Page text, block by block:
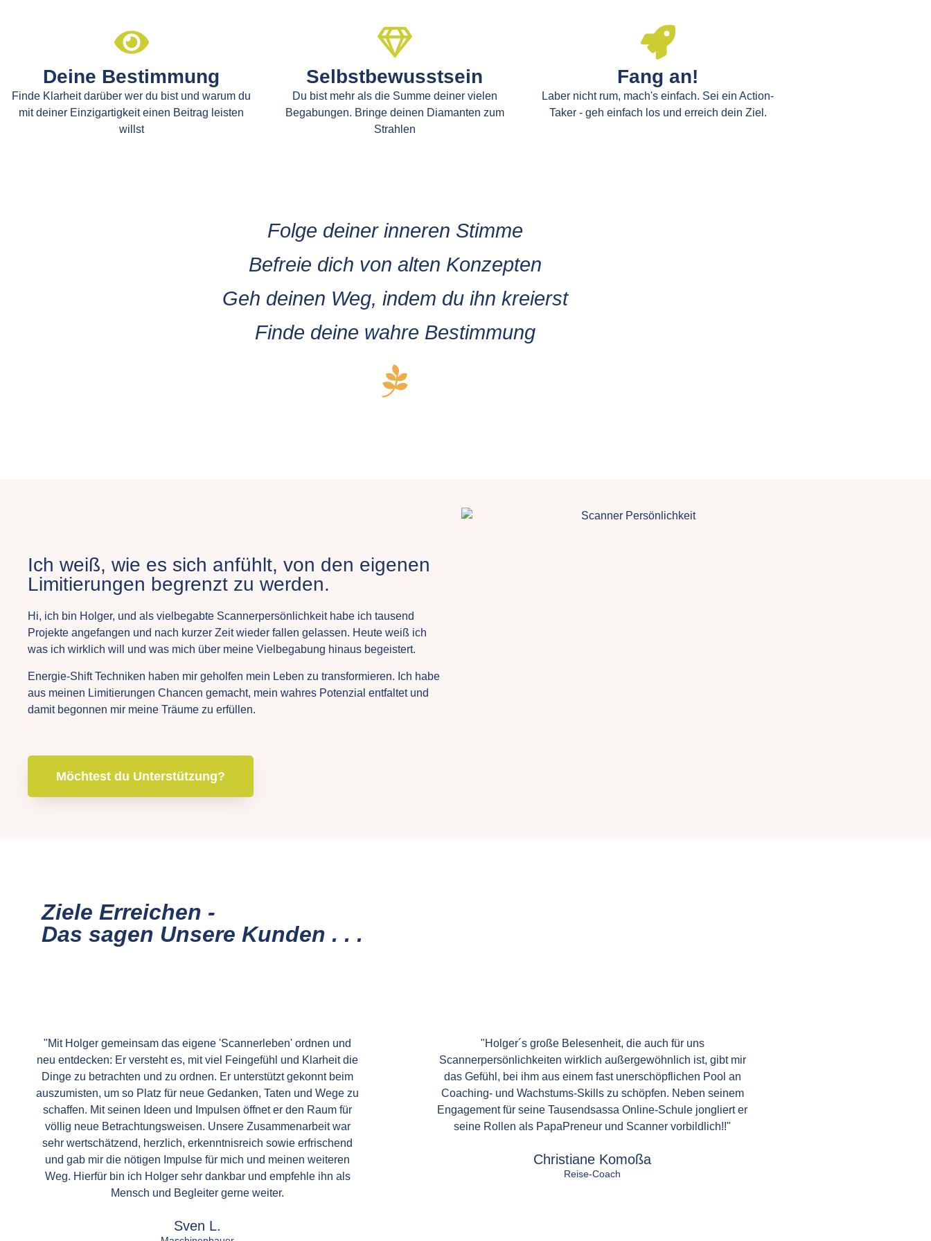
Deine Bestimmung
Finde Klarheit darüber wer du bist und warum du
mit deiner Einzigartigkeit einen Beitrag leisten
willst
Selbstbewusstsein
Du bist mehr als die Summe deiner vielen
Begabungen. Bringe deinen Diamanten zum
Strahlen
Fang an!
Laber nicht rum, mach's einfach. Sei ein Action-
Taker - geh einfach los und erreich dein Ziel.
Folge deiner inneren Stimme
Befreie dich von alten Konzepten
Geh deinen Weg, indem du ihn kreierst
Finde deine wahre Bestimmung
Ich weiß, wie es sich anfühlt, von den eigenen
Limitierungen begrenzt zu werden.
Hi, ich bin Holger, und als vielbegabte Scannerpersönlichkeit habe ich tausend
Projekte angefangen und nach kurzer Zeit wieder fallen gelassen. Heute weiß ich
was ich wirklich will und was mich über meine Vielbegabung hinaus begeistert.
Energie-Shift Techniken haben mir geholfen mein Leben zu transformieren. Ich habe
aus meinen Limitierungen Chancen gemacht, mein wahres Potenzial entfaltet und
damit begonnen mir meine Träume zu erfüllen.
Möchtest du Unterstützung?
Ziele Erreichen -
Das sagen Unsere Kunden . . .
"Mit Holger gemeinsam das eigene 'Scannerleben' ordnen und
neu entdecken: Er versteht es, mit viel Feingefühl und Klarheit die
Dinge zu betrachten und zu ordnen. Er unterstützt gekonnt beim
auszumisten, um so Platz für neue Gedanken, Taten und Wege zu
schaffen. Mit seinen Ideen und Impulsen öffnet er den Raum für
völlig neue Betrachtungsweisen. Unsere Zusammenarbeit war
sehr wertschätzend, herzlich, erkenntnisreich sowie erfrischend
und gab mir die nötigen Impulse für mich und meinen weiteren
Weg. Hierfür bin ich Holger sehr dankbar und empfehle ihn als
Mensch und Begleiter gerne weiter.
Sven L.
"Holger´s große Belesenheit, die auch für uns
Scannerpersönlichkeiten wirklich außergewöhnlich ist, gibt mir
das Gefühl, bei ihm aus einem fast unerschöpflichen Pool an
Coaching- und Wachstums-Skills zu schöpfen. Neben seinem
Engagement für seine Tausendsassa Online-Schule jongliert er
seine Rollen als PapaPreneur und Scanner vorbildlich!!"
Christiane Komoßa
Reise-Coach